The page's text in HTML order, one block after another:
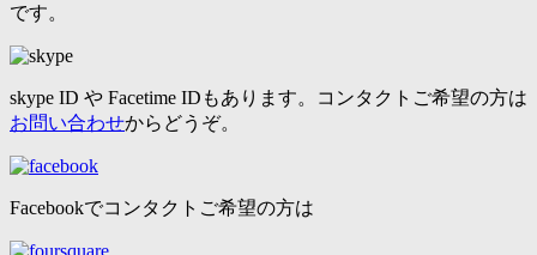
です。
skype ID や Facetime IDもあります。コンタクトご希望の方は
お問い合わせからどうぞ。
Facebookでコンタクトご希望の方は